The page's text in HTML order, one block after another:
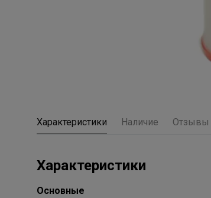
Характеристики Наличие Отзывы
Характеристики
Основные